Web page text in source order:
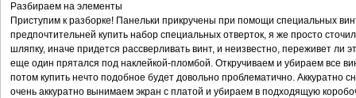
Разбираем на элементы
Приступим к разборке! Панельки прикручены при помощи специальных
предпочтительней купить набор специальных отверток, я же просто
шляпку, иначе придется рассверливать винт, и неизвестно, переживет
еще один прятался под наклейкой-пломбой. Откручиваем и убираем все
потом купить нечто подобное будет довольно проблематично.
очень аккуратно вынимаем экран с платой и убираем в подходящую